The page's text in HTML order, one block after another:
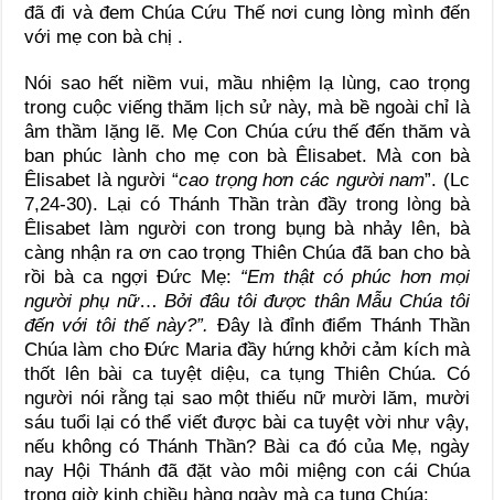
đã đi và đem Chúa Cứu Thế nơi cung lòng mình đến
với mẹ con bà chị .
Nói sao hết niềm vui, mầu nhiệm lạ lùng, cao trọng
trong cuộc viếng thăm lịch sử này, mà bề ngoài chỉ là
âm thầm lặng lẽ. Mẹ Con Chúa cứu thế đến thăm và
ban phúc lành cho mẹ con bà Êlisabet. Mà con bà
Êlisabet là người “cao trọng hơn các người nam”. (Lc
7,24-30). Lại có Thánh Thần tràn đầy trong lòng bà
Êlisabet làm người con trong bụng bà nhảy lên, bà
càng nhận ra ơn cao trọng Thiên Chúa đã ban cho bà
rồi bà ca ngợi Đức Mẹ: “Em thật có phúc hơn mọi
người phụ nữ…Bởi đâu tôi được thân Mẫu Chúa tôi
đến với tôi thế này?”. Đây là đỉnh điểm Thánh Thần
Chúa làm cho Đức Maria đầy hứng khởi cảm kích mà
thốt lên bài ca tuyệt diệu, ca tụng Thiên Chúa. Có
người nói rằng tại sao một thiếu nữ mười lăm, mười
sáu tuổi lại có thể viết được bài ca tuyệt vời như vậy,
nếu không có Thánh Thần? Bài ca đó của Mẹ, ngày
nay Hội Thánh đã đặt vào môi miệng con cái Chúa
trong giờ kinh chiều hàng ngày mà ca tụng Chúa: